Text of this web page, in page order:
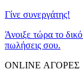
Γίνε συνεργάτης!
Άνοιξε τώρα το
πωλήσεις σου.
ONLINE ΑΓΟΡΕΣ